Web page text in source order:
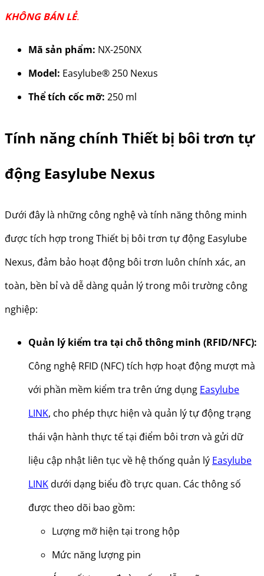
KHÔNG BÁN LẺ.
Mã sản phẩm: NX-250NX
Model: Easylube® 250 Nexus
Thể tích cốc mỡ: 250 ml
Tính năng chính Thiết bị bôi trơn tự
động Easylube Nexus
Dưới đây là những công nghệ và tính năng thông minh
được tích hợp trong Thiết bị bôi trơn tự động Easylube
Nexus, đảm bảo hoạt động bôi trơn luôn chính xác, an
toàn, bền bỉ và dễ dàng quản lý trong môi trường công
nghiệp:
Quản lý kiểm tra tại chỗ thông minh (RFID/NFC):
Công nghệ RFID (NFC) tích hợp hoạt động mượt mà
với phần mềm kiểm tra trên ứng dụng Easylube
LINK, cho phép thực hiện và quản lý tự động trạng
thái vận hành thực tế tại điểm bôi trơn và gửi dữ
liệu cập nhật liên tục về hệ thống quản lý Easylube
LINKdưới dạng biểu đồ trực quan. Các thông số
được theo dõi bao gồm:
Lượng mỡ hiện tại trong hộp
Mức năng lượng pin